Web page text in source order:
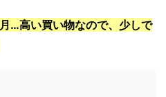
…高い買い物なので、少しで